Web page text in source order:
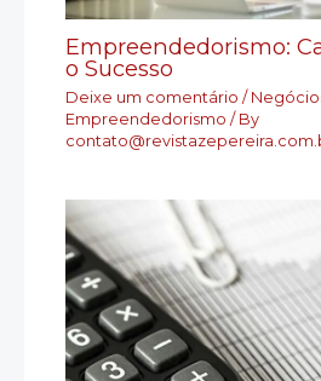
Empreendedorismo:
o Sucesso
Deixe um comentário /
Empreendedorismo / By